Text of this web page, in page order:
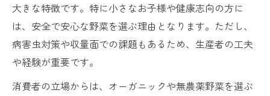
大きな特徴です。特に小さなお子様や健康志向の方に
は、安全で安心な野菜を選ぶ理由となります。ただし、
病害虫対策や収量面での課題もあるため、生産者の工夫
や経験が重要です。
消費者の立場からは、オーガニックや無農薬野菜を選ぶ